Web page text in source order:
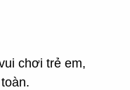
chơi trẻ em,